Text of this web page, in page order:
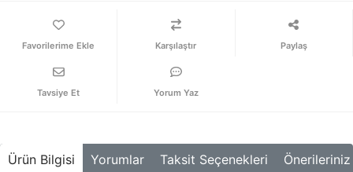
Karşılaştır Paylaş
Tavsiye Et Yorum Yaz
Ürün Bilgisi Yorumlar Taksit Seçenekleri Önerileriniz